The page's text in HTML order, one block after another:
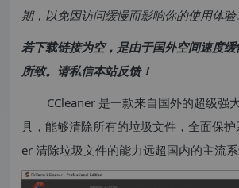
期，以免因访问缓慢而影响你的使用体验。
若下载链接为空，是由于国外空间速度
所致。请私信本站反馈！
CCleaner 是一款来自国外的超级强
具，能够清除所有的垃圾文件，全面保护
er 清除垃圾文件的能力远超国内的主流系